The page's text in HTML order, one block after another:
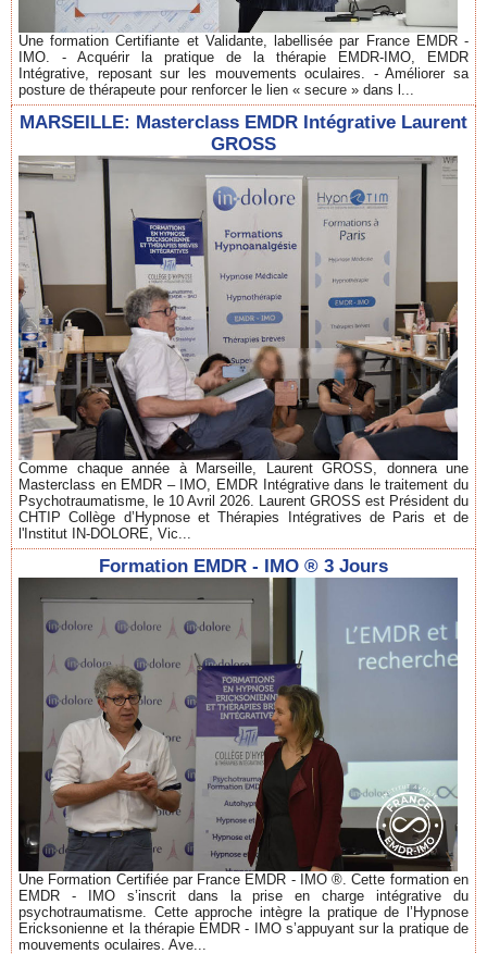
Une formation Certifiante et Validante, labellisée par France EMDR -
IMO. - Acquérir la pratique de la thérapie EMDR-IMO, EMDR
Intégrative, reposant sur les mouvements oculaires. - Améliorer sa
posture de thérapeute pour renforcer le lien « secure » dans l...
MARSEILLE: Masterclass EMDR Intégrative Laurent
GROSS
Comme chaque année à Marseille, Laurent GROSS, donnera une
Masterclass en EMDR – IMO, EMDR Intégrative dans le traitement du
Psychotraumatisme, le 10 Avril 2026. Laurent GROSS est Président du
CHTIP Collège d’Hypnose et Thérapies Intégratives de Paris et de
l'Institut IN-DOLORE, Vic...
Formation EMDR - IMO ® 3 Jours
Une Formation Certifiée par France EMDR - IMO ®. Cette formation en
EMDR - IMO s’inscrit dans la prise en charge intégrative du
psychotraumatisme. Cette approche intègre la pratique de l’Hypnose
Ericksonienne et la thérapie EMDR - IMO s’appuyant sur la pratique de
mouvements oculaires. Ave...